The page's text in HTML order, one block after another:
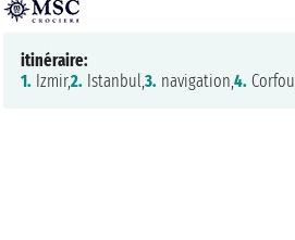
itinéraire:
1. Izmir,2. Istanbul, 3. navigation, 4. Corfou,